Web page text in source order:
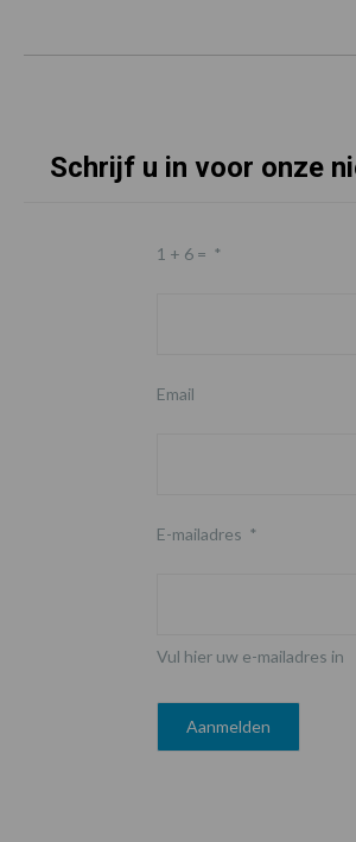
Schrijf u in voor onze
1 + 6 = *
Email
E-mailadres *
Vul hier uw e-mailadres in